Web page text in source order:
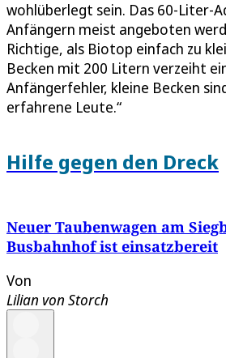
wohlüberlegt sein. Das 60-Liter-
Anfängern meist angeboten
Richtige, als Biotop einfach zu
Becken mit 200 Litern verzeiht
Anfängerfehler, kleine Becken
erfahrene Leute.“
Hilfe gegen den Dreck
Neuer Taubenwagen am
Busbahnhof ist einsatzbereit
Von
Lilian von Storch